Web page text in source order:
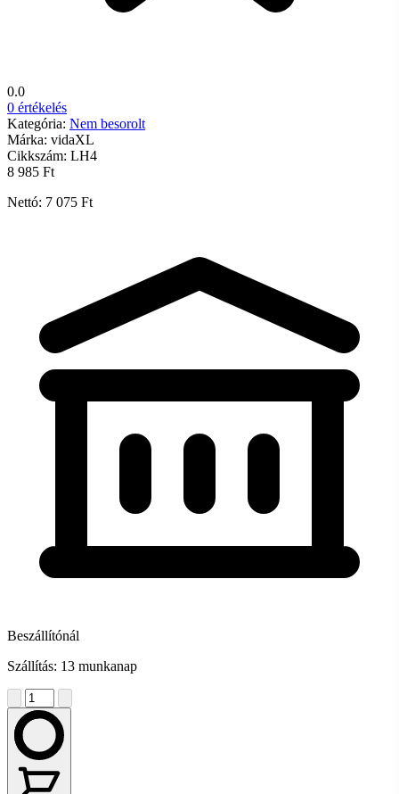
0.0
0 értékelés
Kategória: Nem besorolt
Márka: vidaXL
Cikkszám: LH4
8 985 Ft
Nettó: 7 075 Ft
Beszállítónál
Szállítás: 13 munkanap